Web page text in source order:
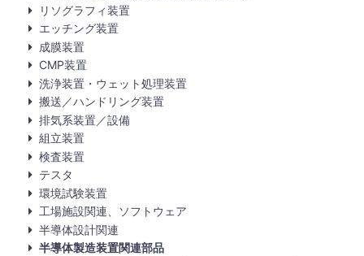
リソグラフィ装置
エッチング装置
成膜装置
CMP装置
洗浄装置・ウェット処理装置
搬送／ハンドリング装置
排気系装置／設備
組立装置
検査装置
テスタ
環境試験装置
工場施設関連、ソフトウェア
半導体設計関連
半導体製造装置関連部品